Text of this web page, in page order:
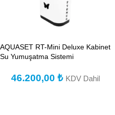
AQUASET RT-Mini Deluxe Kabinet
Su Yumuşatma Sistemi
46.200,00 ₺ KDV Dahil